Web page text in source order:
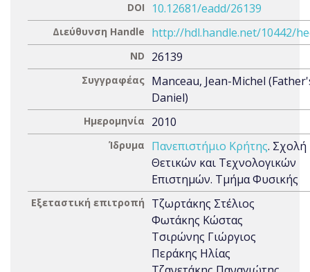
DOI 10.12681/eadd/26139
Διεύθυνση Handle http://hdl.handle.net/10442/
ND 26139
Συγγραφέας Manceau, Jean-Michel
Daniel)
Ημερομηνία 2010
Ίδρυμα Πανεπιστήμιο Κρήτης. Σχολή
Θετικών και Τεχνολογικών
Επιστημών. Τμήμα Φυσικής
Εξεταστική επιτροπή
Τζωρτάκης Στέλιος
Φωτάκης Κώστας
Τσιρώνης Γιώργιος
Περάκης Ηλίας